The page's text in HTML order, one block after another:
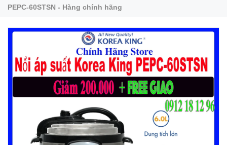
PEPC-60STSN - Hàng chính hãng